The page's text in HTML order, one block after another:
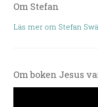
Om Stefan
Läs mer om Stefan
Om boken Jesus